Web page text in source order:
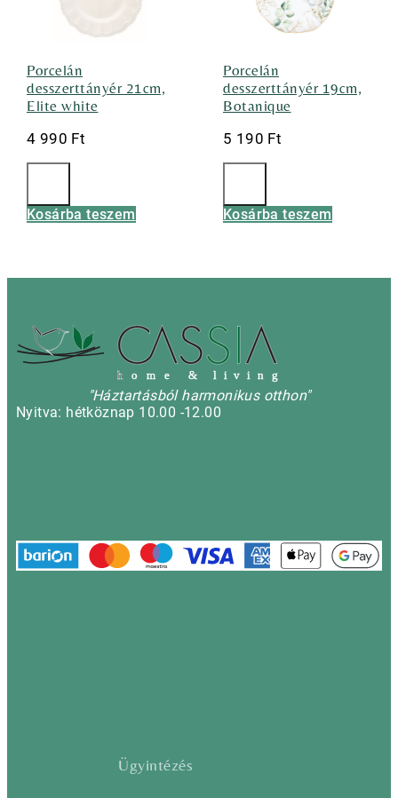
Porcelán
desszerttányér 21cm,
Elite white
4 990 Ft
Kosárba teszem
Porcelán
desszerttányér 19cm,
Botanique
5 190 Ft
Kosárba teszem
h o m e & l i v i n g
"Háztartásból harmonikus otthon"
Nyitva: hétköznap 10.00 -12.00
Ügyintézés